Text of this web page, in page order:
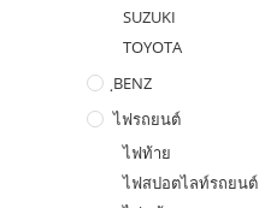
SUZUKI
TOYOTA
ฺBENZ
ไฟรถยนต์
ไฟท้าย
ไฟสปอตไลท์รถยนต์